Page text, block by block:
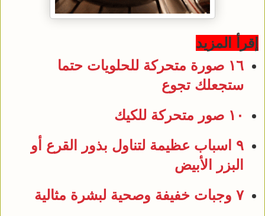
إقرأ المزيد
١٦ صورة متحركة للحلويات حتما
ستجعلك تجوع
١٠ صور متحركة للكيك
٩ اسباب عظيمة لتناول بذور القرع أو
البزر الأبيض
٧ وجبات خفيفة وصحية لبشرة مثالية